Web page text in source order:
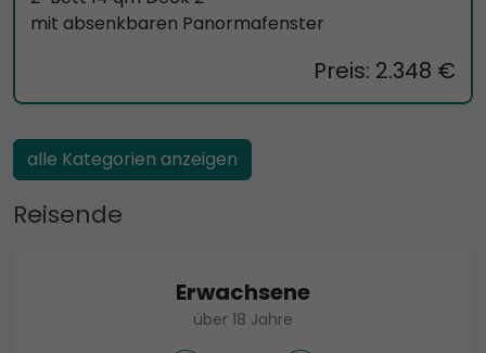
mit absenkbaren Panormafenster
Preis: 2.348 €
alle Kategorien anzeigen
Reisende
Erwachsene
über 18 Jahre